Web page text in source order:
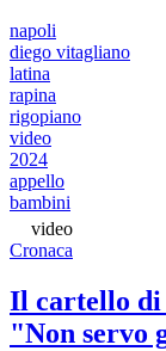
napoli
diego vitagliano
latina
rapina
rigopiano
video
2024
appello
bambini
video
Cronaca
Il cartello di
"Non servo